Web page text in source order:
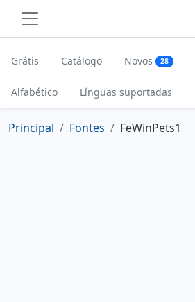
Grátis Catálogo Novos 28
Alfabético Línguas suportadas
Principal Fontes FeWinPets1